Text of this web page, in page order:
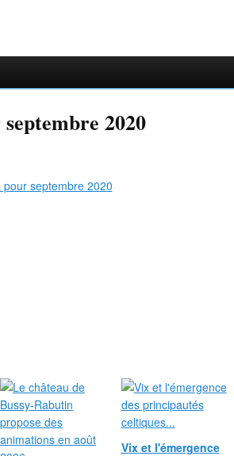
2020
Vix et l'émergence